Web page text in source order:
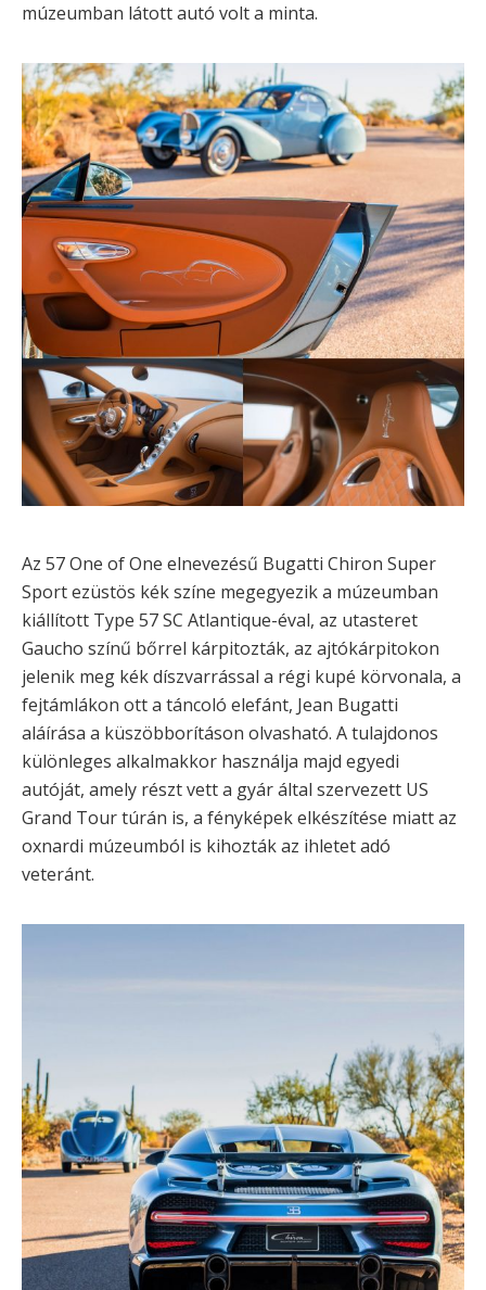
múzeumban látott autó volt a minta.
Az 57 One of One elnevezésű Bugatti Chiron Super
Sport ezüstös kék színe megegyezik a múzeumban
kiállított Type 57 SC Atlantique-éval, az utasteret
Gaucho színű bőrrel kárpitozták, az ajtókárpitokon
jelenik meg kék díszvarrással a régi kupé körvonala, a
fejtámlákon ott a táncoló elefánt, Jean Bugatti
aláírása a küszöbborításon olvasható. A tulajdonos
különleges alkalmakkor használja majd egyedi
autóját, amely részt vett a gyár által szervezett US
Grand Tour túrán is, a fényképek elkészítése miatt az
oxnardi múzeumból is kihozták az ihletet adó
veteránt.